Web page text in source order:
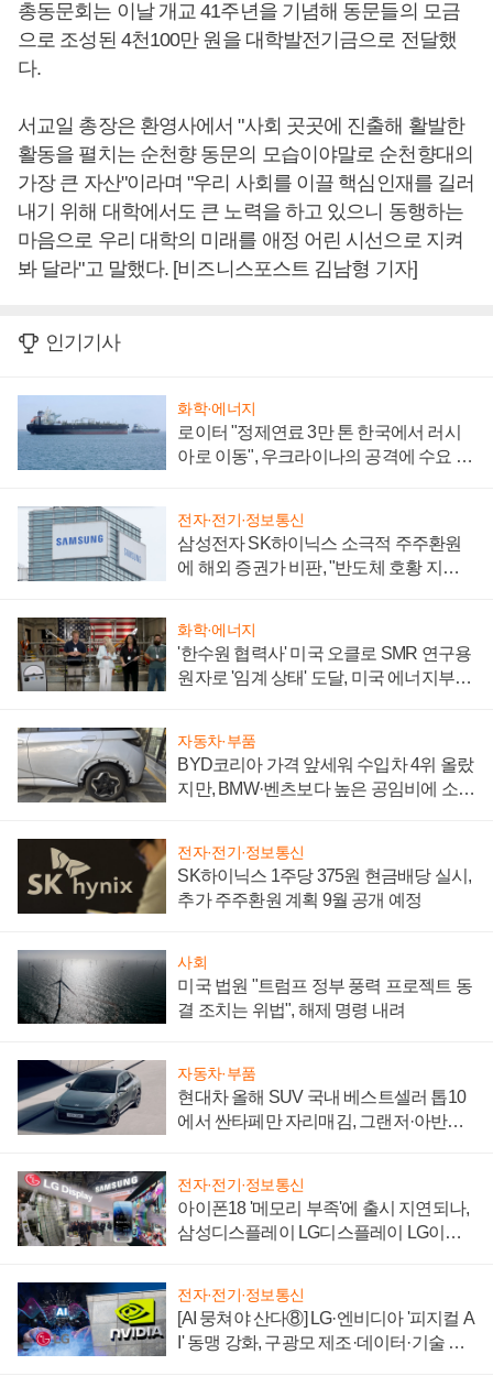
총동문회는 이날 개교 41주년을 기념해 동문들의 모금
으로 조성된 4천100만 원을 대학발전기금으로 전달했
다.
서교일 총장은 환영사에서 "사회 곳곳에 진출해 활발한
활동을 펼치는 순천향 동문의 모습이야말로 순천향대의
가장 큰 자산"이라며 "우리 사회를 이끌 핵심인재를 길러
내기 위해 대학에서도 큰 노력을 하고 있으니 동행하는
마음으로 우리 대학의 미래를 애정 어린 시선으로 지켜
봐 달라"고 말했다. [비즈니스포스트 김남형 기자]
인기기사
화학·에너지
로이터 "정제연료 3만 톤 한국에서 러시
아로 이동", 우크라이나의 공격에 수요 늘
전자·전기·정보통신
삼성전자 SK하이닉스 소극적 주주환원
에 해외 증권가 비판, "반도체 호황 지속
화학·에너지
'한수원 협력사' 미국 오클로 SMR 연구용
원자로 '임계 상태' 도달, 미국 에너지부
자동차·부품
BYD코리아 가격 앞세워 수입차 4위 올랐
지만, BMW·벤츠보다 높은 공임비에 소비
전자·전기·정보통신
SK하이닉스 1주당 375원 현금배당 실시,
추가 주주환원 계획 9월 공개 예정
사회
미국 법원 "트럼프 정부 풍력 프로젝트 동
결 조치는 위법", 해제 명령 내려
자동차·부품
현대차 올해 SUV 국내 베스트셀러 톱10
에서 싼타페만 자리매김, 그랜저·아반떼
전자·전기·정보통신
아이폰18 '메모리 부족'에 출시 지연되나,
삼성디스플레이 LG디스플레이 LG이노
전자·전기·정보통신
[AI 뭉쳐야 산다⑧] LG·엔비디아 '피지컬 A
I' 동맹 강화, 구광모 제조·데이터·기술 결